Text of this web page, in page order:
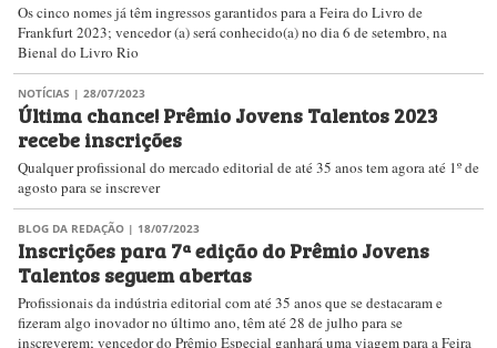
Os cinco nomes já têm ingressos garantidos para a Feira do Livro de
Frankfurt 2023; vencedor (a) será conhecido(a) no dia 6 de setembro, na
Bienal do Livro Rio
NOTÍCIAS | 28/07/2023
Última chance! Prêmio Jovens Talentos 2023
recebe inscrições
Qualquer profissional do mercado editorial de até 35 anos tem agora até 1º de
agosto para se inscrever
BLOG DA REDAÇÃO | 18/07/2023
Inscrições para 7ª edição do Prêmio Jovens
Talentos seguem abertas
Profissionais da indústria editorial com até 35 anos que se destacaram e
fizeram algo inovador no último ano, têm até 28 de julho para se
inscreverem; vencedor do Prêmio Especial ganhará uma viagem para a Feira